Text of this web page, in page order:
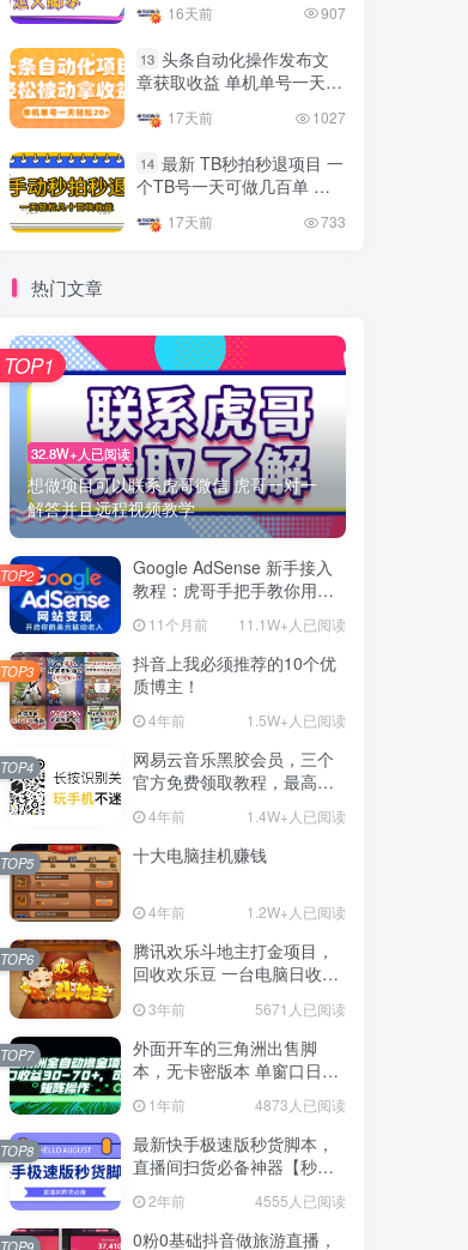
抖音上我必须推荐的10个优质博主！ 十大电脑挂机赚钱
工具16天前 907
13 头条自动化操作发布文
章获取收益 单机单号一天下
17天前 1027
14 最新 TB秒拍秒退项目 一
个TB号一天可做几百单 单
17天前 733
热门文章
32.8W+人已阅读
想做项目可以联系虎哥微信 虎哥一对一
解答并且远程视频教学
TOP1
Google AdSense 新手接入
教程：虎哥手把手教你用网
站赚取美元收入
11个月前 11.1W+人已阅读
TOP2
抖音上我必须推荐的10个优
质博主！
4年前 1.5W+人已阅读
TOP3
网易云音乐黑胶会员，三个
官方免费领取教程，最高可
领1年
4年前 1.4W+人已阅读
TOP4
十大电脑挂机赚钱
4年前 1.2W+人已阅读
TOP5
腾讯欢乐斗地主打金项目，
回收欢乐豆 一台电脑日收益
3年前 5671人已阅读
TOP6
外面开车的三角洲出售脚
本，无卡密版本 单窗口日收
1年前 4873人已阅读
TOP7
最新快手极速版秒货脚本，
直播间扫货必备神器【秒货
2年前 4555人已阅读
TOP8
0粉0基础抖音做旅游直播，